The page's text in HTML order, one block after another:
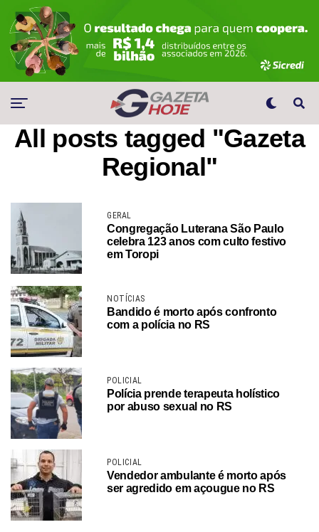
All posts tagged "Gazeta
Regional"
GERAL
Congregação Luterana São Paulo
celebra 123 anos com culto festivo
em Toropi
NOTÍCIAS
Bandido é morto após confronto
com a polícia no RS
POLICIAL
Polícia prende terapeuta holístico
por abuso sexual no RS
POLICIAL
Vendedor ambulante é morto após
ser agredido em açougue no RS